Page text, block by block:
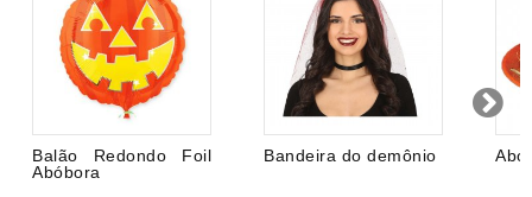
Balão Redondo Foil
Abóbora
Bandeira do demônio